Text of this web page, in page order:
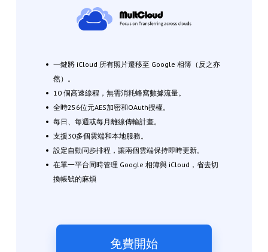
一鍵將 iCloud 所有照片遷移至 Google 相簿（反之亦
然）。
10 ​個高速線程，無需消耗蜂窩數據流量。
全時256位元AES加密和OAuth授權。
每日、每週或每月離線傳輸計畫。
支援30多個雲端和本地服務。
設定自動同步排程，讓兩個雲端保持即時更新。
在單一平台同時管理 Google 相簿與 iCloud，省去切
換帳號的麻煩
免費開始